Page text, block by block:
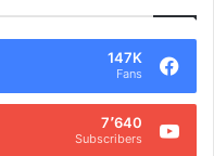
147K
Fans
7٬640
Subscribers